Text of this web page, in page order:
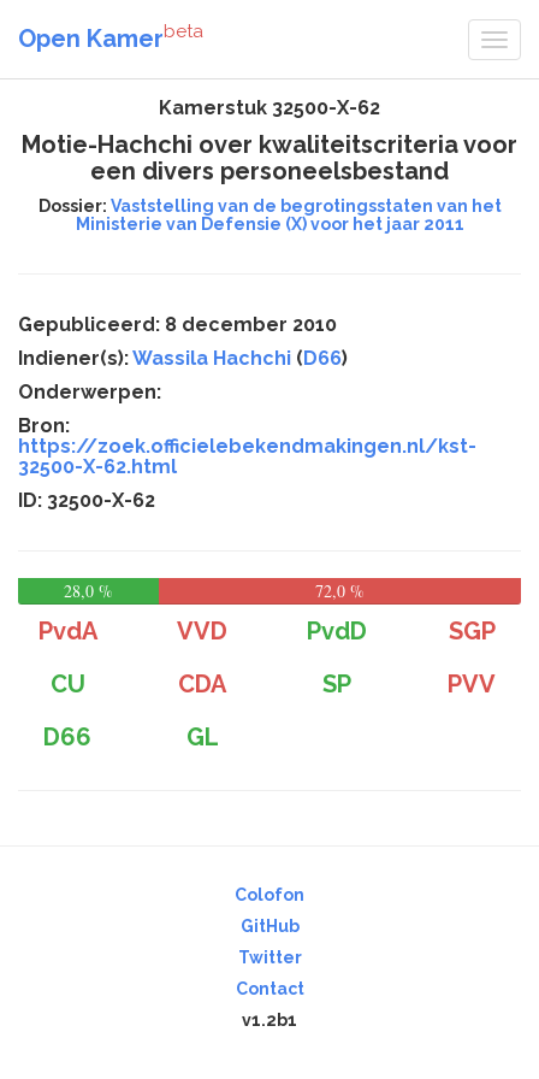
Open Kamerbeta
Kamerstuk 32500-X-62
Motie-Hachchi over kwaliteitscriteria voor
een divers personeelsbestand
Dossier: Vaststelling van de begrotingsstaten van het
Ministerie van Defensie (X) voor het jaar 2011
Gepubliceerd: 8 december 2010
Indiener(s):Wassila Hachchi (D66)
Onderwerpen:
Bron:
https://zoek.officielebekendmakingen.nl/kst-
32500-X-62.html
ID: 32500-X-62
28,0 % 72,0 %
PvdA VVD PvdD
SGP
CU
CDA SP
PVV
D66
GL
Colofon
GitHub
Twitter
Contact
v1.2b1